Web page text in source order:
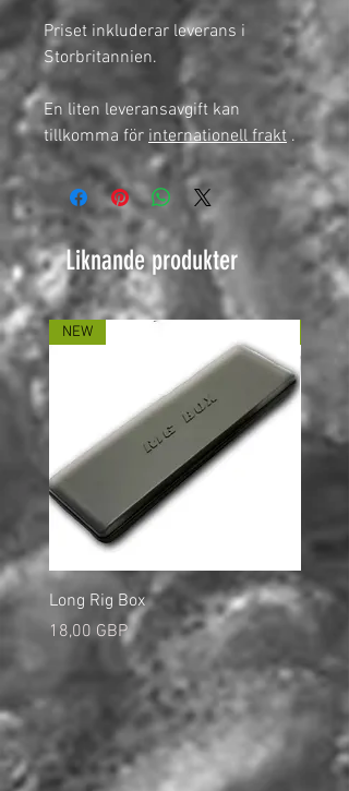
Priset inkluderar leverans i
Storbritannien.
En liten leveransavgift kan
tillkomma för internationell frakt .
Liknande produkter
NEW
Long Rig Box
Pris
18,00 GBP
Pris
5,00